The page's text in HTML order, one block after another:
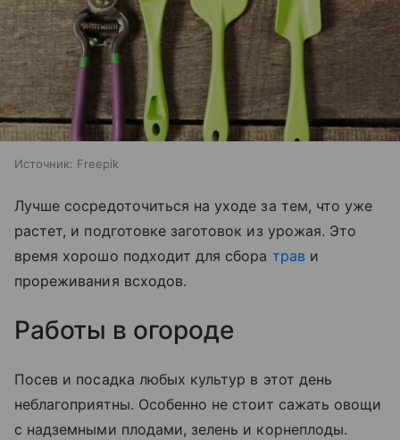
Источник: Freepik
Лучше сосредоточиться на уходе за тем, что уже
растет, и подготовке заготовок из урожая. Это
время хорошо подходит для сбора трав и
прореживания всходов.
Работы в огороде
Посев и посадка любых культур в этот день
неблагоприятны. Особенно не стоит сажать овощи
с надземными плодами, зелень и корнеплоды.